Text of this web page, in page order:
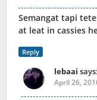
Semangat tapi
at leat in cassies
Reply
lebaai says:
April 26,